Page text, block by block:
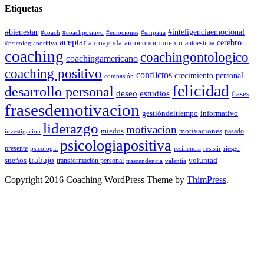
Etiquetas
#bienestar #coach #coachpositivo #emociones #empatia #inteligenciaemocional
#psicologiapositiva aceptar autoayuda autoconocimiento autoestima cerebro
coaching coachingamericano coachingontologico
coaching positivo compasión conflictos crecimiento personal
desarrollo personal deseo estudios felicidad frases
frasesdemotivacion gestióndeltiempo informativo
investigacion liderazgo miedos motivacion motivaciones pasado
presente psicologia psicologiapositiva resiliencia resistir riesgo
sueños trabajo transformación personal trascendencia valentía voluntad
Copyright 2016 Coaching WordPress Theme by ThimPress.